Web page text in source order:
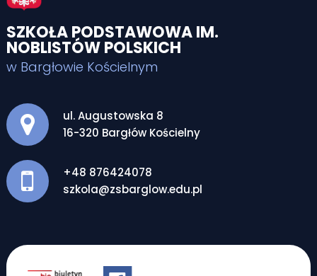
SZKOŁA PODSTAWOWA IM.
NOBLISTÓW POLSKICH
w Bargłowie Kościelnym
Adres pocztowy:
ul. Augustowska 8
16-320 Bargłów Kościelny
+48 876424078
szkola@zsbarglow.edu.pl